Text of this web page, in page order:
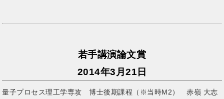
若手講演論文賞
2014年3月21日
量子プロセス理工学専攻 博士後期課程（※当時M2） 赤嶺 大志